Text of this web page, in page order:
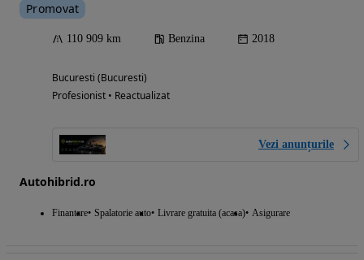
Promovat
110 909 km Benzina 2018
Bucuresti (Bucuresti)
Profesionist • Reactualizat
Vezi anunțurile
Autohibrid.ro
Finantare Spalatorie auto Livrare gratuita (acasa) Asigurare